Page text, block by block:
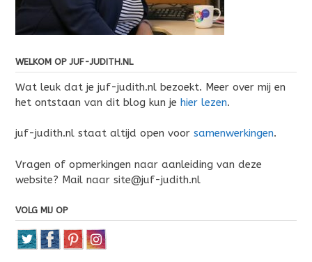
WELKOM OP JUF-JUDITH.NL
Wat leuk dat je juf-judith.nl bezoekt. Meer over mij en
het ontstaan van dit blog kun je hier lezen.
juf-judith.nl staat altijd open voor samenwerkingen.
Vragen of opmerkingen naar aanleiding van deze
website? Mail naar site@juf-judith.nl
VOLG MIJ OP